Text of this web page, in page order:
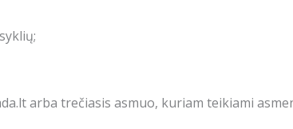
arba trečiasis asmuo, kuriam teikiami